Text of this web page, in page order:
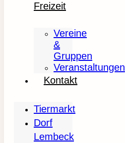
Freizeit
Vereine
&
Gruppen
Veranstaltungen
Kontakt
Tiermarkt
Dorf
Lembeck